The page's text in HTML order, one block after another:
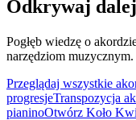
Odkrywaj dalej
Pogłęb wiedzę o
narzędziom muzycznym.
Przeglądaj wszystkie
progresjeTranspozycja
pianinoOtwórz Koło